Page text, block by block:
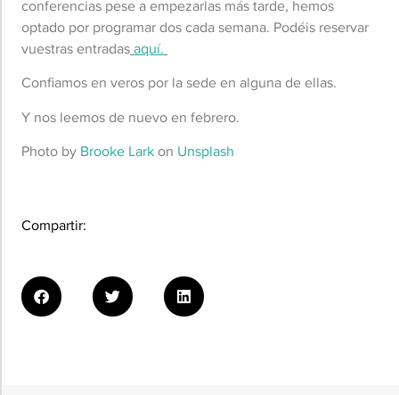
conferencias pese a empezarlas más tarde, hemos
optado por programar dos cada semana. Podéis reservar
vuestras entradasaquí.
Confiamos en veros por la sede en alguna de ellas.
Y nos leemos de nuevo en febrero.
Photo by Brooke Larkon Unsplash
Compartir: